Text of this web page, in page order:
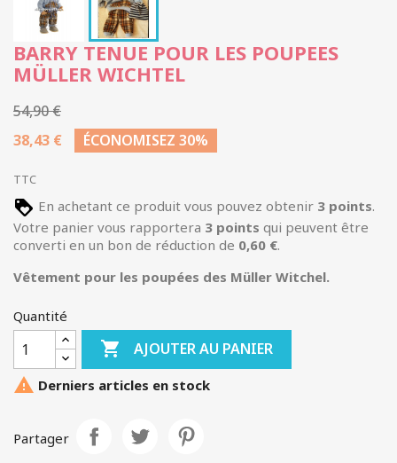
BARRY TENUE POUR LES POUPEES
MÜLLER WICHTEL
54,90 €
38,43 €
ÉCONOMISEZ 30%
TTC
En achetant ce produit vous pouvez obtenir 3 points.
Votre panier vous rapportera 3 points qui peuvent être
converti en un bon de réduction de 0,60 €.
Vêtement pour les poupées des Müller Witchel.
Quantité
 AJOUTER AU PANIER
 Derniers articles en stock
Partager